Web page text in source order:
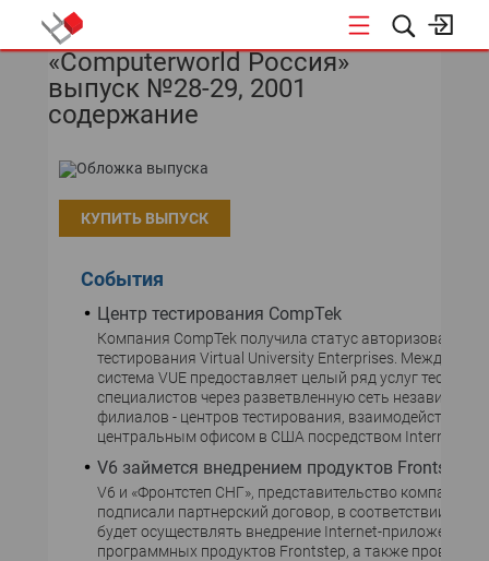
«Computerworld Россия»
выпуск №28-29, 2001
содержание
КУПИТЬ ВЫПУСК
События
Центр тестирования CompTek
Компания СompTek получила статус
тестирования Virtual University Enterprises.
система VUE предоставляет целый ряд услуг
специалистов через разветвленную сеть независимых
филиалов - центров тестирования,
центральным офисом в США посредством Internet.
V6 займется внедрением продуктов Frontstep
V6 и «Фронтстеп СНГ», представительство компании
подписали партнерский договор, в соответствии с
будет осуществлять внедрение Internet-приложений
программных продуктов Frontstep, а также проводить